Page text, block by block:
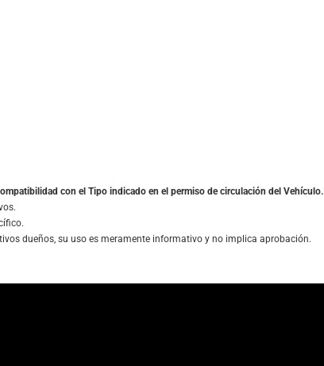
con el Tipo indicado en el permiso de circulación del Vehículo.
dueños, su uso es meramente informativo y no implica aprobación.